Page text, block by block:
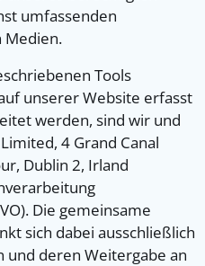
umfassenden
Medien.
Tools
unserer Website erfasst
werden, sind wir und
4 Grand Canal
Dublin 2, Irland
Die gemeinsame
sich dabei ausschließlich
und deren Weitergabe an